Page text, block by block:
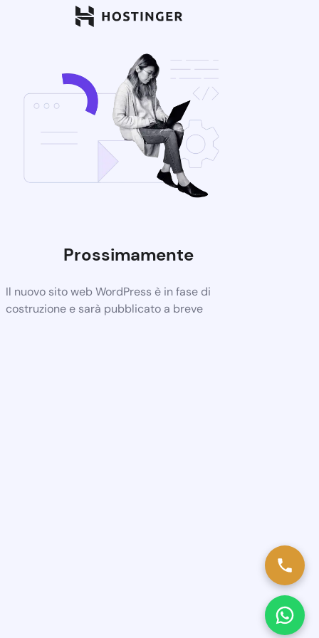
Prossimamente
Il nuovo sito web WordPress è in fase di
costruzione e sarà pubblicato a breve